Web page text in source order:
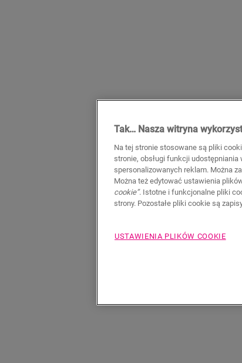
Tak… Nasza witryna
Na tej stronie stosowane są pliki
stronie, obsługi funkcji
spersonalizowanych reklam. Można
Można też edytować ustawienia
cookie”. Istotne i funkcjonalne pliki
strony. Pozostałe pliki cookie są
USTAWIENIA PLIKÓW COOKIE